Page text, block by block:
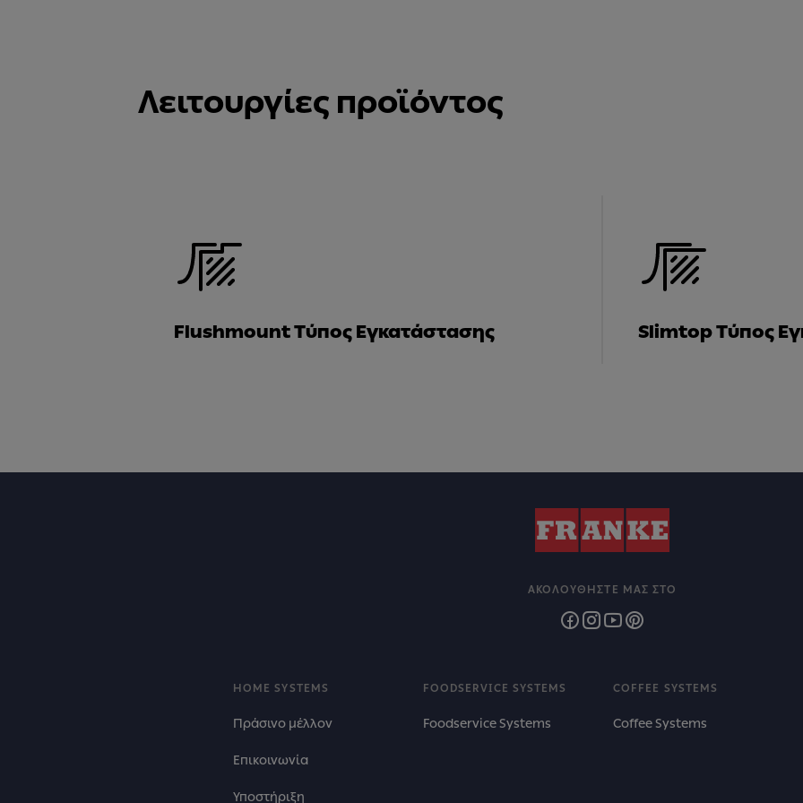
Λειτουργίες προϊόντος
Flushmount Τύπος Εγκατάστασης Slimtop Τύπος
HOME SYSTEMS
Πράσινο μέλλον
Επικοινωνία
Υποστήριξη
FOODSERVICE SYSTEMS
Foodservice Systems
COFFEE SYSTEMS
Coffee Systems
ΑΚΟΛΟΥΘΉΣΤΕ ΜΑΣ ΣΤΟ